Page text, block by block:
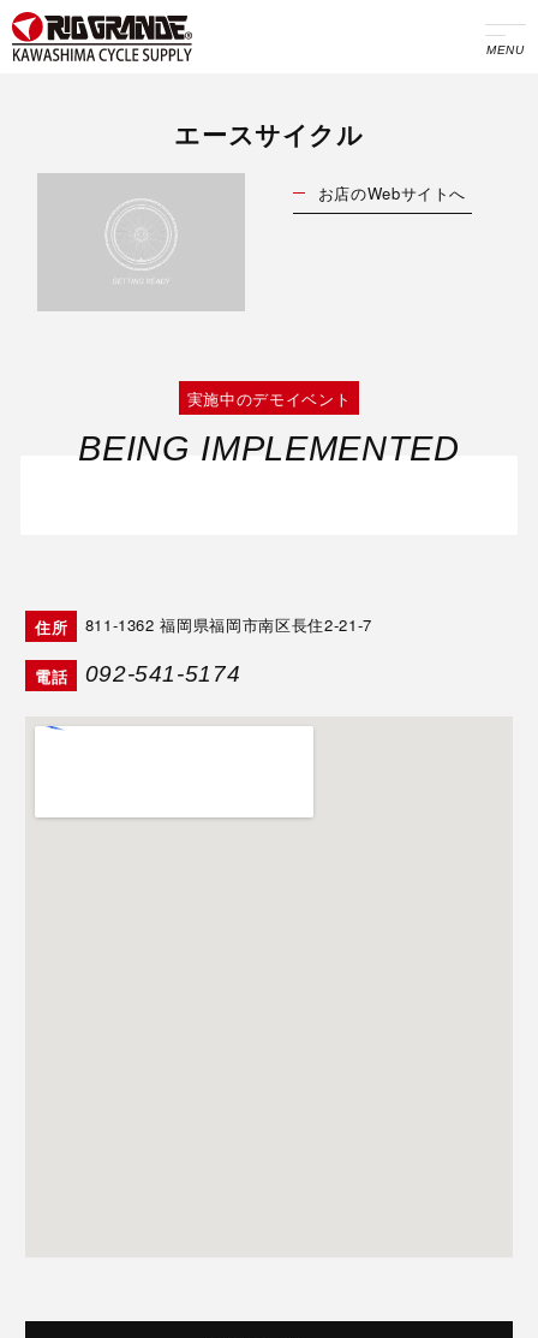
MENU
エースサイクル
お店のWebサイトへ
実施中のデモイベント
BEING IMPLEMENTED
住所 811-1362福岡県福岡市南区長住2-21-7
電話 092-541-5174